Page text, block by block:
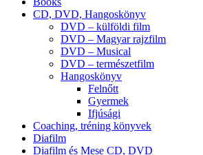
CD, DVD, Hangoskönyv
DVD – külföldi film
DVD – Magyar rajzfilm
DVD – Musical
DVD – természetfilm
Hangoskönyv
Felnőtt
Gyermek
Ifjúsági
Coaching, tréning könyvek
Diafilm
Diafilm és Mese CD, DVD